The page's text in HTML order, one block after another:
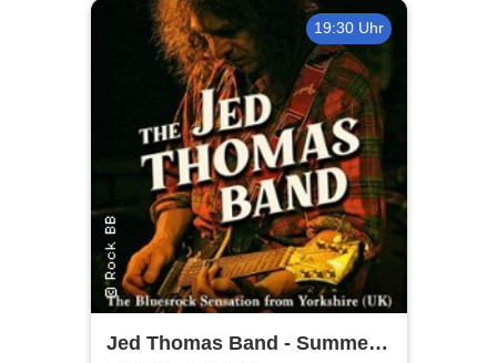
19:30 Uhr
Jed Thomas Band - Summer